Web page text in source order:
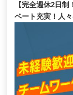
【完全週休2日
ベート充実！人